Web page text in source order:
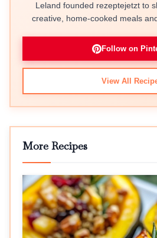
Leland founded rezeptejetzt to
creative, home-cooked meals
Follow on
View All
More Recipes